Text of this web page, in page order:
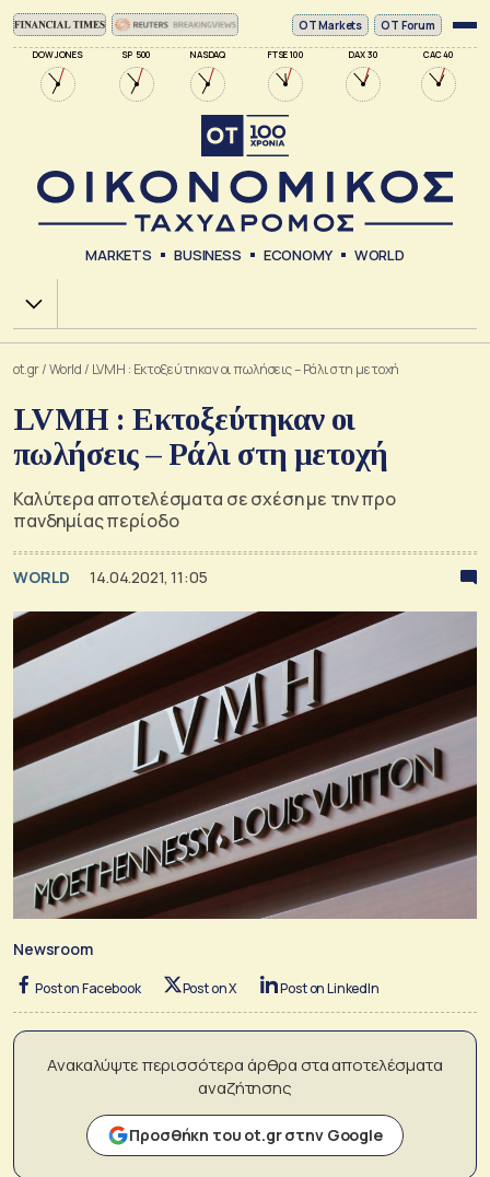
DOW JONES SP 500 NASDAQ FTSE 100 DAX 30 CAC 40
ΟΤ Markets OT Forum
MARKETS BUSINESS ECONOMY WORLD
Χ.Α.
ot.gr/World / LVMH : Εκτοξεύτηκαν οι πωλήσεις – Ράλι στη μετοχή
LVMH : Εκτοξεύτηκαν οι
πωλήσεις – Ράλι στη μετοχή
Καλύτερα αποτελέσματα σε σχέση με την προ
πανδημίας περίοδο
WORLD 14.04.2021, 11:05
Newsroom
Post on Facebook Post on X Post on LinkedIn
Ανακαλύψτε περισσότερα άρθρα στα αποτελέσματα
αναζήτησης
Προσθήκη του ot.gr στην Google